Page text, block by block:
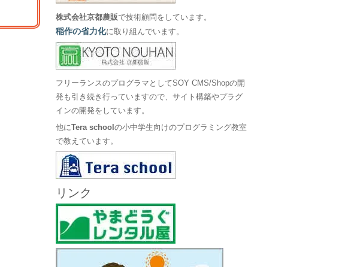
株式会社京都農販で技術顧問をしています。
稲作の省力化に取り組んでいます。
フリーランスのプログラマとしてSOY CMS/Shopの開
発も引き続き行っていますので、サイト構築やプラグ
インの開発をしています。
他にTera schoolの小中学生向けのプログラミング教室
で教えています。
リンク